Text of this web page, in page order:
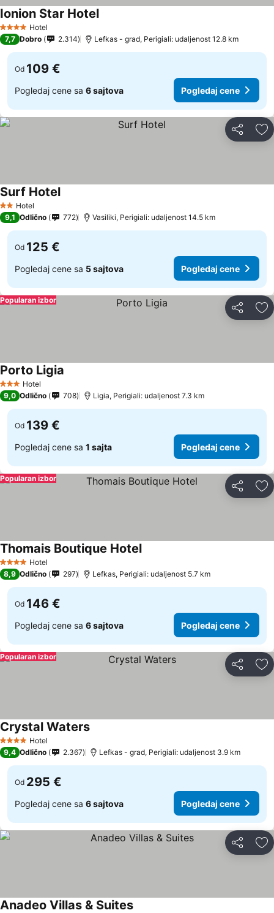
4 ZvezdiceHotel
Ionion Star Hotel
7,7 Dobro 2.314 Lefkas - grad, Perigiali: udaljenost 12.8 km
Od 109 €
Pogledaj cene sa 6 sajtova Pogledaj cene
Deli
2 Zvezdice
Hotel
Surf Hotel
9,1 Odlično 772 Vasiliki, Perigiali: udaljenost 14.5 km
Od 125 €
Pogledaj cene sa 5 sajtova Pogledaj cene
Deli
Popularan izbor
3 Zvezdice
Hotel
Porto Ligia
9,0 Odlično 708 Ligia, Perigiali: udaljenost 7.3 km
Od 139 €
Pogledaj cene sa 1 sajta Pogledaj cene
Deli
Popularan izbor
4 ZvezdiceHotel
Thomais Boutique Hotel
8,9 Odlično 297 Lefkas, Perigiali: udaljenost 5.7 km
Od 146 €
Pogledaj cene sa 6 sajtova Pogledaj cene
Deli
Popularan izbor
4 ZvezdiceHotel
Crystal Waters
9,4 Odlično 2.367 Lefkas - grad, Perigiali: udaljenost 3.9 km
Od 295 €
Pogledaj cene sa 6 sajtova Pogledaj cene
Deli
Anadeo Villas & Suites